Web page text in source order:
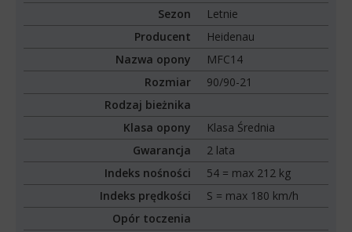
Sezon
Letnie
Producent
Heidenau
Nazwa opony
MFC14
Rozmiar
90/90-21
Rodzaj bieżnika
Klasa opony
Klasa Średnia
Gwarancja
2 lata
Indeks nośności
54 = max 212 kg
Indeks prędkości
S = max 180 km/h
Opór toczenia